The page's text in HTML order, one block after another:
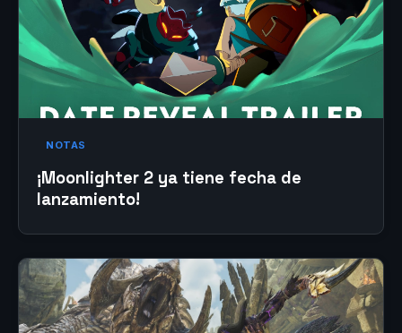
NOTAS
¡Moonlighter 2 ya tiene fecha de
lanzamiento!